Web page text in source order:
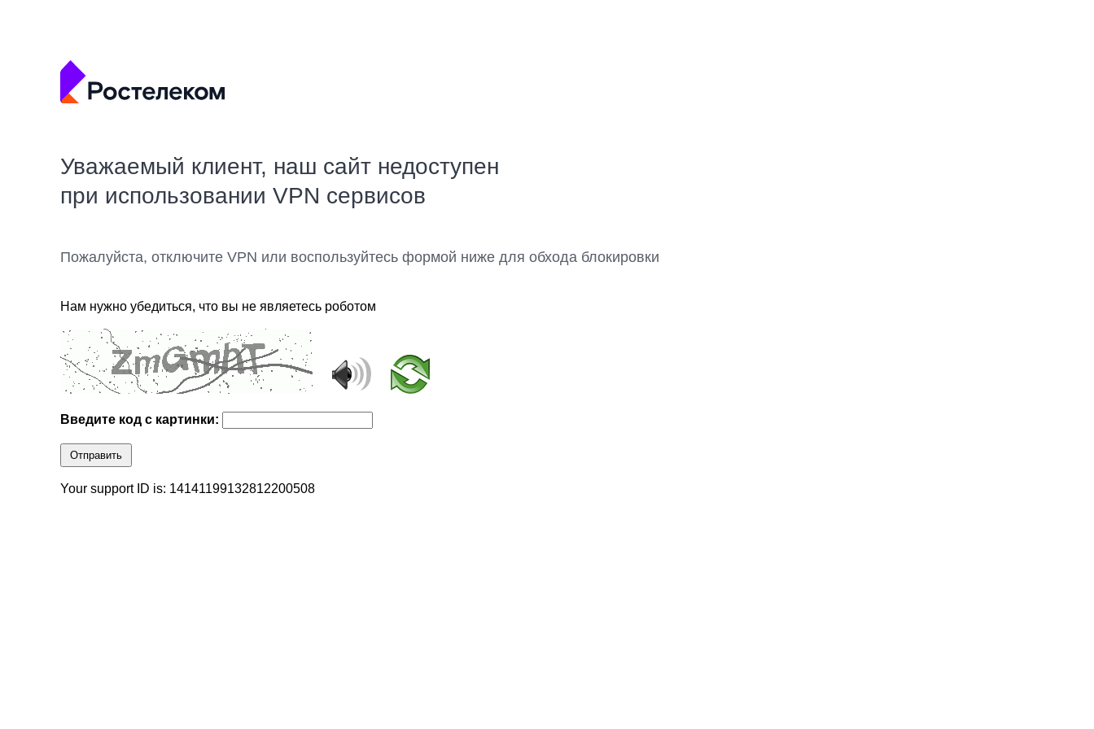
Уважаемый клиент, наш сайт недоступен
при использовании VPN сервисов
Пожалуйста, отключите VPN или воспользуйтесь формой ниже для обхода блокировки
Нам нужно убедиться, что вы не являетесь роботом
Введите код с картинки:
Отправить
Your support ID is: 14141199132812200508